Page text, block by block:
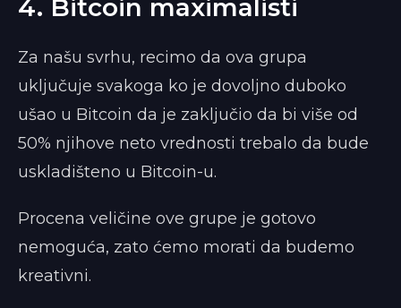
4. Bitcoin maximal­isti
Za našu svrhu, recimo da ova grupa
uključuje svakoga ko je dovoljno duboko
ušao u Bitcoin da je zaključio da bi više od
50% njihove neto vrednosti trebalo da bude
uskladišteno u Bitcoin-u.
Procena veličine ove grupe je gotovo
nemoguća, zato ćemo morati da budemo
kreativni.